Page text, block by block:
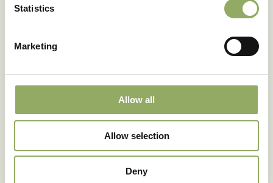
Statistics
Marketing
Allow all
Allow selection
Deny